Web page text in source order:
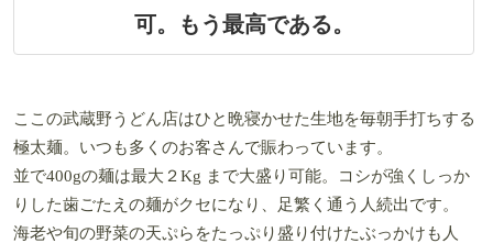
可。もう最高である。
ここの武蔵野うどん店はひと晩寝かせた生地を毎朝手打ちする
極太麺。いつも多くのお客さんで賑わっています。
並で400gの麺は最大２Kg まで大盛り可能。コシが強くしっか
りした歯ごたえの麺がクセになり、足繁く通う人続出です。
海老や旬の野菜の天ぷらをたっぷり盛り付けたぶっかけも人